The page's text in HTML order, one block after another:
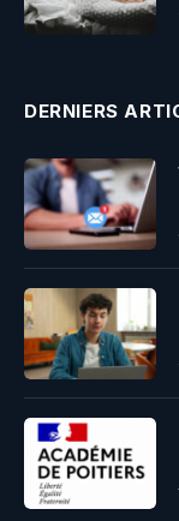
DERNIERS